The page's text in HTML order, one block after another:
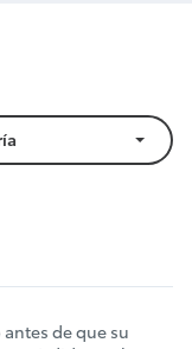
de que su